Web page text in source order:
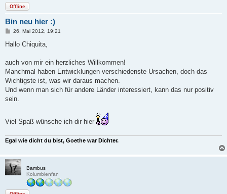
Offline
Bin neu hier :)
B
i
a
26. Mai 2012, 19:21
Hallo Chiquita,
auch von mir ein herzliches Willkommen!
Manchmal haben Entwicklungen verschiedenste Ursachen, doch das
Wichtigste ist, was wir daraus machen.
Und wenn man sich für andere Länder interessiert, kann das nur positiv
sein.
Viel Spaß wünsche ich dir hier
Egal wie dicht du bist, Goethe war Dichter.
Bambus
Kolumbienfan